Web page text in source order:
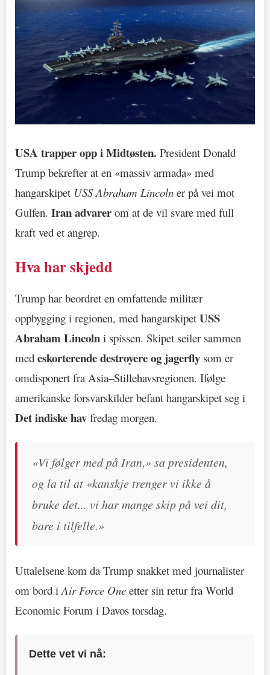
USA trapper opp i Midtøsten. President Donald
Trump bekrefter at en «massiv armada» med
hangarskipet USS Abraham Lincoln er på vei mot
Gulfen. Iran advarer om at de vil svare med full
kraft ved et angrep.
Hva har skjedd
Trump har beordret en omfattende militær
oppbygging i regionen, med hangarskipet USS
Abraham Lincoln i spissen. Skipet seiler sammen
med eskorterende destroyere og jagerfly som er
omdisponert fra Asia–Stillehavsregionen. Ifølge
amerikanske forsvarskilder befant hangarskipet seg i
Det indiske hav fredag morgen.
«Vi følger med på Iran,» sa presidenten,
og la til at «kanskje trenger vi ikke å
bruke det... vi har mange skip på vei dit,
bare i tilfelle.»
Uttalelsene kom da Trump snakket med journalister
om bord i Air Force One etter sin retur fra World
Economic Forum i Davos torsdag.
Dette vet vi nå: